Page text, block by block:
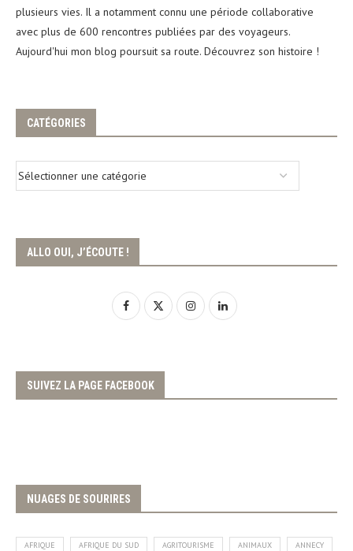
plusieurs vies. Il a notamment connu une période collaborative
avec plus de 600 rencontres publiées par des voyageurs.
Aujourd'hui mon blog poursuit sa route. Découvrez son histoire !
CATÉGORIES
ALLO OUI, J’ÉCOUTE !
SUIVEZ LA PAGE FACEBOOK
NUAGES DE SOURIRES
AFRIQUE AFRIQUE DU SUD AGRITOURISME ANIMAUX ANNECY